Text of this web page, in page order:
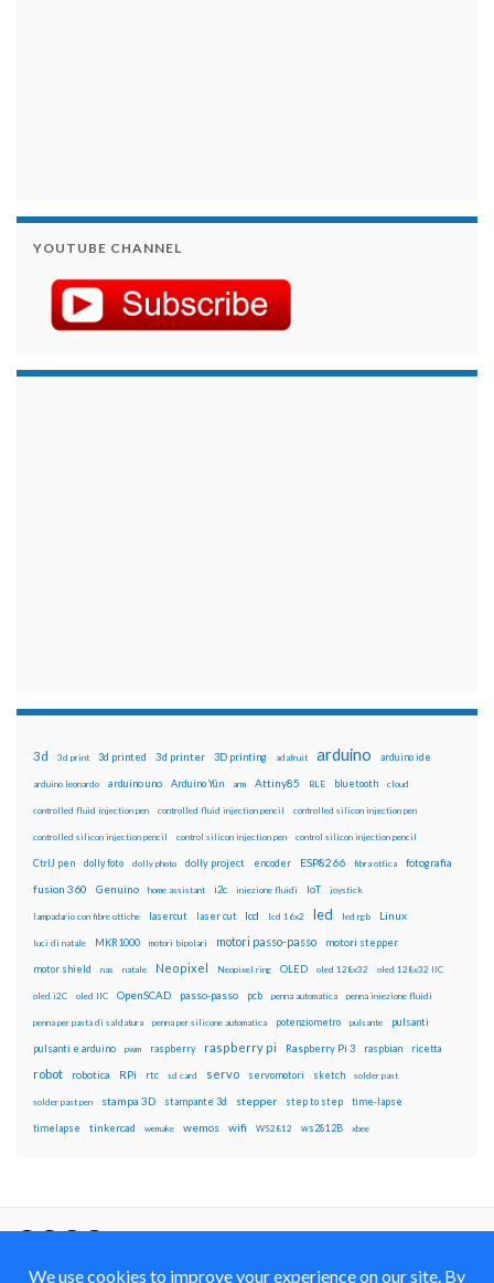
YOUTUBE CHANNEL
3d 3d print 3d printed 3d printer 3D printing adafruit arduino arduino ide
arduino leonardo arduino uno Arduino Yún arm Attiny85 BLE bluetooth cloud
controlled fluid injection pen controlled fluid injection pencil controlled silicon injection pen
controlled silicon injection pencil control silicon injection pen control silicon injection pencil
CtrlJ pen dolly foto dolly photo dolly project encoder ESP8266 fibra ottica fotografia
fusion 360 Genuino home assistant i2c iniezione fluidi IoT joystick
lampadario con fibre ottiche lasercut laser cut lcd lcd 16x2 led led rgb Linux
luci di natale MKR1000 motori bipolari motori passo-passo motori stepper
motor shield nas natale Neopixel Neopixel ring OLED oled 128x32 oled 128x32 IIC
oled i2C oled IIC OpenSCAD passo-passo pcb penna automatica penna iniezione fluidi
penna per pasta di saldatura penna per silicone automatica potenziometro pulsante pulsanti
pulsanti e arduino pwm raspberry raspberry pi Raspberry Pi 3 raspbian ricetta
robot robotica RPi rtc sd card servo servomotori sketch solder past
solder past pen stampa 3D stampante 3d stepper step to step time-lapse
timelapse tinkercad wemake wemos wifi WS2812 ws2812B xbee